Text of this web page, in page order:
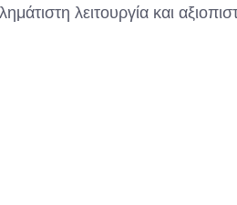
λειτουργία και